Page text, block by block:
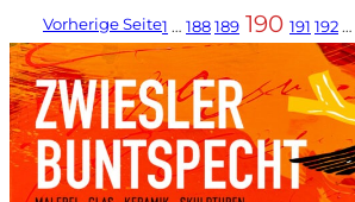
Vorherige Seite1 … 188189 190 191 192…